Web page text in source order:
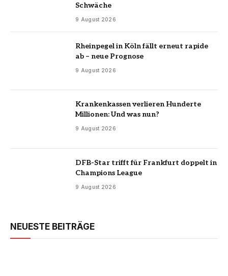
Schwäche
9 August 2026
Rheinpegel in Köln fällt erneut rapide
ab – neue Prognose
9 August 2026
Krankenkassen verlieren Hunderte
Millionen: Und was nun?
9 August 2026
DFB-Star trifft für Frankfurt doppelt in
Champions League
9 August 2026
NEUESTE BEITRÄGE